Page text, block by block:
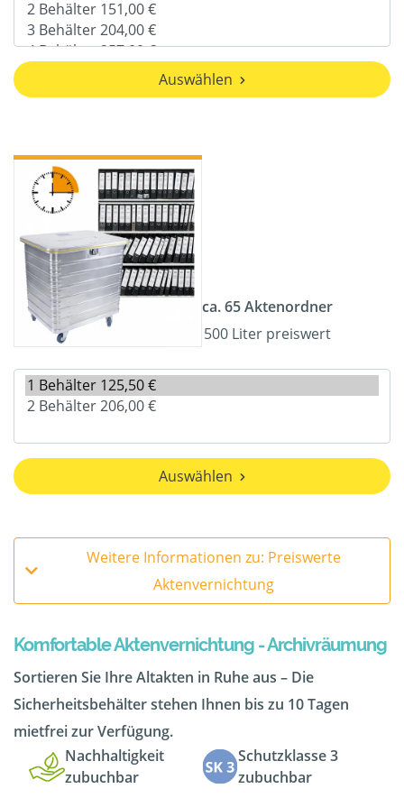
Auswählen
ca. 65 Aktenordner
500 Liter preiswert
Auswählen
Weitere Informationen zu: Preiswerte
Aktenvernichtung
Komfortable Aktenvernichtung - Archivräumung
Sortieren Sie Ihre Altakten in Ruhe aus – Die
Sicherheitsbehälter stehen Ihnen bis zu 10 Tagen
mietfrei zur Verfügung.
Nachhaltigkeit
zubuchbar
Schutzklasse 3
zubuchbar